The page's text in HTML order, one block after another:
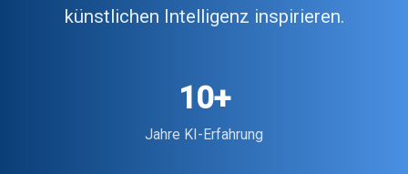
künstlichen Intelligenz inspirieren.
10+
Jahre KI-Erfahrung